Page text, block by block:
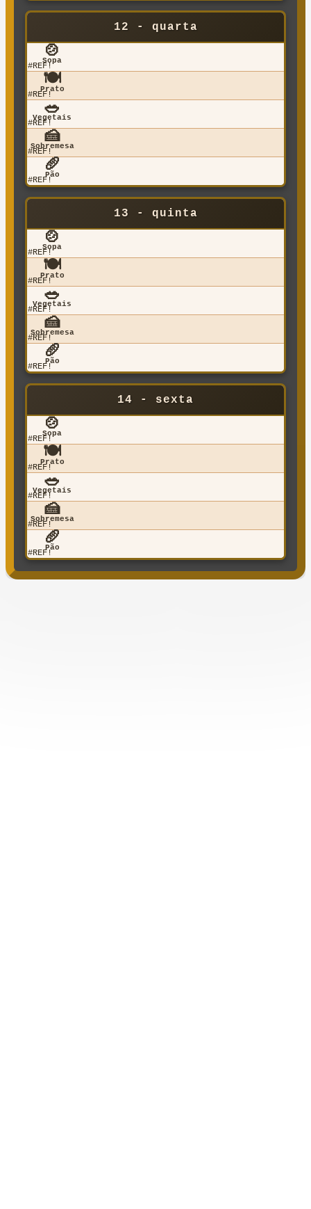
12 - quarta
🍲
Sopa
#REF!
🍽️
Prato
#REF!
🥗
Vegetais
#REF!
🍰
Sobremesa
#REF!
🥖
Pão
#REF!
13 - quinta
🍲
Sopa
#REF!
🍽️
Prato
#REF!
🥗
Vegetais
#REF!
🍰
Sobremesa
#REF!
🥖
Pão
#REF!
14 - sexta
🍲
Sopa
#REF!
🍽️
Prato
#REF!
🥗
Vegetais
#REF!
🍰
Sobremesa
#REF!
🥖
Pão
#REF!